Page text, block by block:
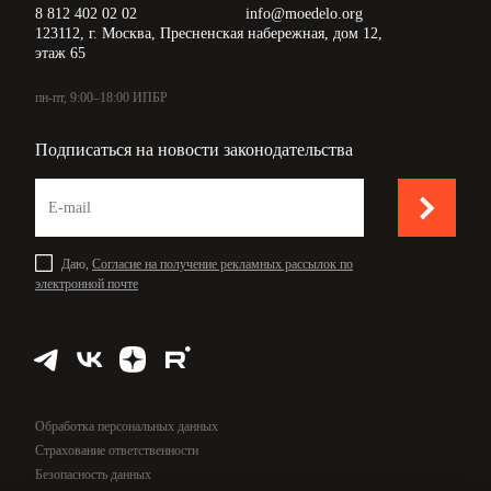
8 812 402 02 02
info@moedelo.org
123112, г. Москва, Пресненская набережная, дом 12,
этаж 65
пн-пт, 9:00–18:00 ИПБР
Подписаться на новости законодательства
Даю, Согласие на получение рекламных рассылок по
электронной почте
Обработка персональных данных
Страхование ответственности
Безопасность данных